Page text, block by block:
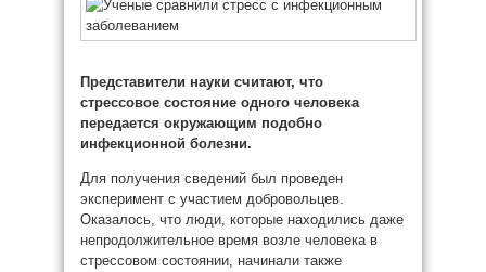
Представители науки считают, что
стрессовое состояние одного человека
передается окружающим подобно
инфекционной болезни.
Для получения сведений был проведен
эксперимент с участием добровольцев.
Оказалось, что люди, которые находились даже
непродолжительное время возле человека в
стрессовом состоянии, начинали также